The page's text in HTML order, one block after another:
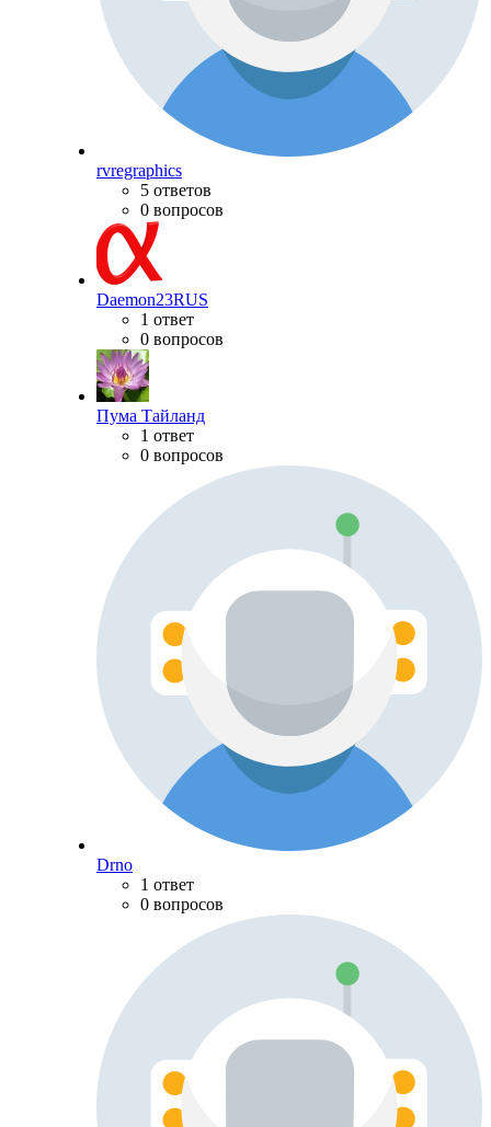
rvregraphics
5 ответов
0 вопросов
Daemon23RUS
1 ответ
0 вопросов
Пума Тайланд
1 ответ
0 вопросов
Drno
1 ответ
0 вопросов